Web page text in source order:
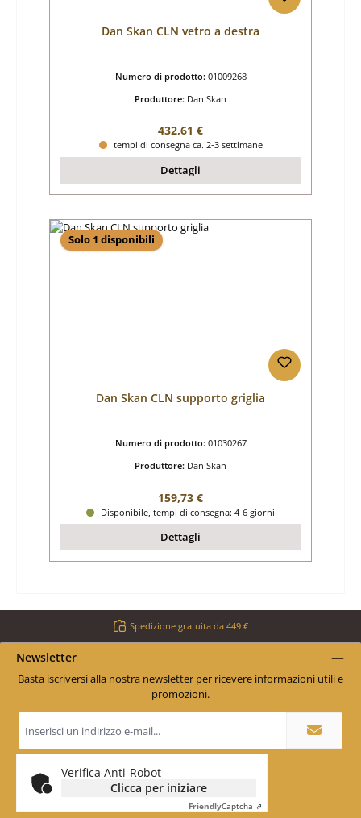
Dan Skan CLN vetro a destra
Numero di prodotto: 01009268
Produttore: Dan Skan
Prezzo normale:
432,61 €
tempi di consegna ca. 2-3 settimane
Dettagli
Solo 1 disponibili
Dan Skan CLN supporto griglia
Numero di prodotto: 01030267
Produttore: Dan Skan
Prezzo normale:
159,73 €
Disponibile, tempi di consegna: 4-6 giorni
Dettagli
Spedizione gratuita da 449 €
Newsletter
Basta iscriversi alla nostra newsletter per ricevere informazioni utili e
promozioni.
e-
mail
*
Verifica Anti-Robot
Clicca per iniziare
FriendlyCaptcha ⇗